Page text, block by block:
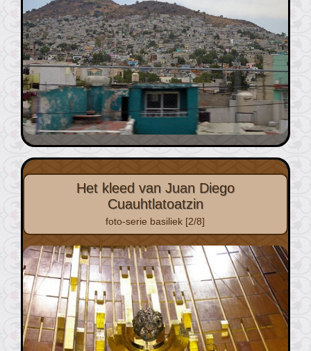
Het kleed van Juan Diego
Cuauhtlatoatzin
foto-serie basiliek [2/8]